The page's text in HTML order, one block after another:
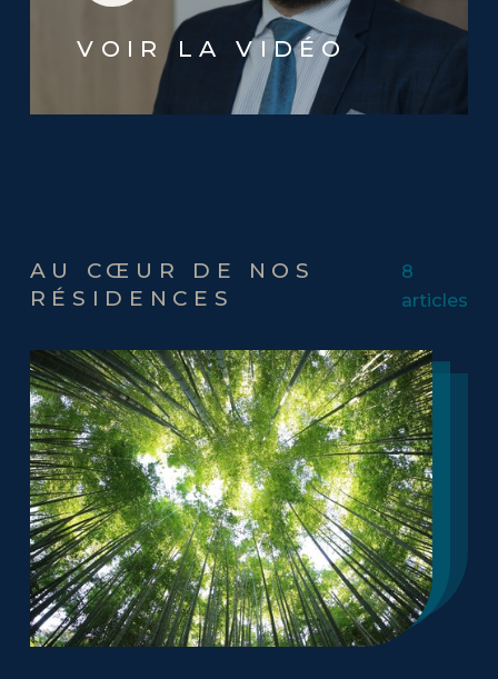
VOIR LA VIDÉO
AU CŒUR DE NOS
RÉSIDENCES
8
articles